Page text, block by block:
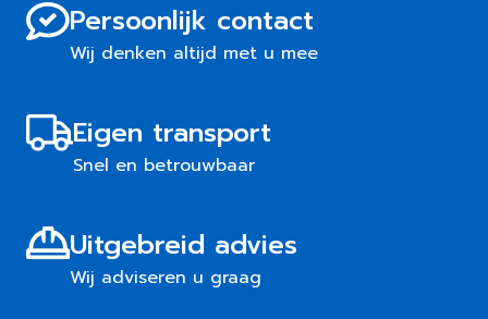
Persoonlijk contact
Wij denken altijd met u mee
Eigen transport
Snel en betrouwbaar
Uitgebreid advies
Wij adviseren u graag